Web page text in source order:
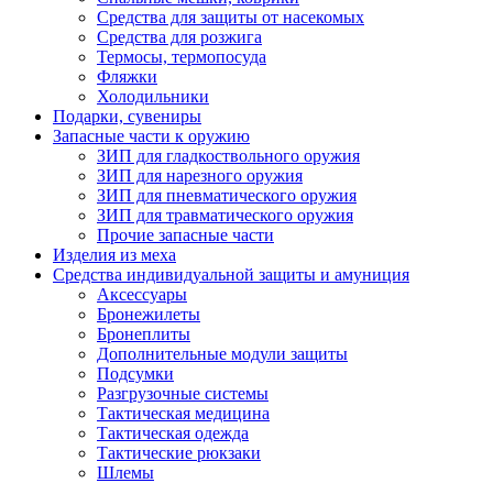
Средства для защиты от насекомых
Средства для розжига
Термосы, термопосуда
Фляжки
Холодильники
Подарки, сувениры
Запасные части к оружию
ЗИП для гладкоствольного оружия
ЗИП для нарезного оружия
ЗИП для пневматического оружия
ЗИП для травматического оружия
Прочие запасные части
Изделия из меха
Средства индивидуальной защиты и амуниция
Аксессуары
Бронежилеты
Бронеплиты
Дополнительные модули защиты
Подсумки
Разгрузочные системы
Тактическая медицина
Тактическая одежда
Тактические рюкзаки
Шлемы